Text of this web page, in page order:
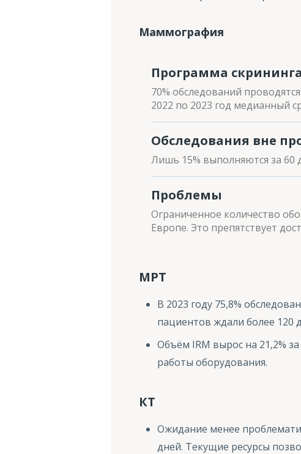
Маммография
Программа
70% обследований
2022 по 2023 год медианный
Обследования вне
Лишь 15% выполняются за 60
Проблемы
Ограниченное количество
Европе. Это препятствует
МРТ
В 2023 году 75,8%
пациентов ждали более 120
Объём IRM вырос на 21,2%
работы оборудования.
КТ
Ожидание менее
дней. Текущие ресурсы